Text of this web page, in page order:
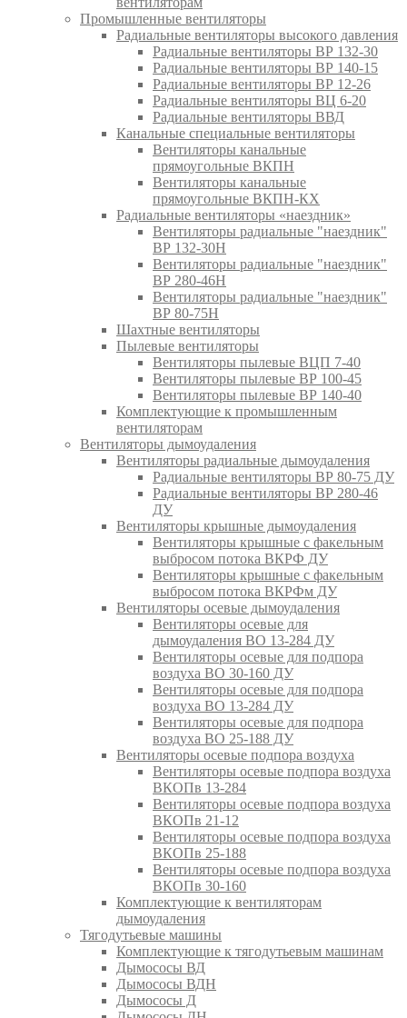
Промышленные вентиляторы
Радиальные вентиляторы высокого давления
Радиальные вентиляторы ВР 132-30
Радиальные вентиляторы ВР 140-15
Радиальные вентиляторы ВР 12-26
Радиальные вентиляторы ВЦ 6-20
Радиальные вентиляторы ВВД
Канальные специальные вентиляторы
Вентиляторы канальные
прямоугольные ВКПН
Вентиляторы канальные
прямоугольные ВКПН-КХ
Радиальные вентиляторы «наездник»
Вентиляторы радиальные "наездник"
ВР 132-30Н
Вентиляторы радиальные "наездник"
ВР 280-46Н
Вентиляторы радиальные "наездник"
ВР 80-75Н
Шахтные вентиляторы
Пылевые вентиляторы
Вентиляторы пылевые ВЦП 7-40
Вентиляторы пылевые ВР 100-45
Вентиляторы пылевые ВР 140-40
Комплектующие к промышленным
вентиляторам
Вентиляторы дымоудаления
Вентиляторы радиальные дымоудаления
Радиальные вентиляторы ВР 80-75 ДУ
Радиальные вентиляторы ВР 280-46
ДУ
Вентиляторы крышные дымоудаления
Вентиляторы крышные с факельным
выбросом потока ВКРФ ДУ
Вентиляторы крышные с факельным
выбросом потока ВКРФм ДУ
Вентиляторы осевые дымоудаления
Вентиляторы осевые для
дымоудаления ВО 13-284 ДУ
Вентиляторы осевые для подпора
воздуха ВО 30-160 ДУ
Вентиляторы осевые для подпора
воздуха ВО 13-284 ДУ
Вентиляторы осевые для подпора
воздуха ВО 25-188 ДУ
Вентиляторы осевые подпора воздуха
Вентиляторы осевые подпора воздуха
ВКОПв 13-284
Вентиляторы осевые подпора воздуха
ВКОПв 21-12
Вентиляторы осевые подпора воздуха
ВКОПв 25-188
Вентиляторы осевые подпора воздуха
ВКОПв 30-160
Комплектующие к вентиляторам
дымоудаления
Тягодутьевые машины
Комплектующие к тягодутьевым машинам
Дымососы ВД
Дымососы ВДН
Дымососы Д